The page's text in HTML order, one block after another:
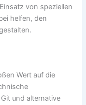
von speziellen
helfen, den
Wert auf die
und alternative